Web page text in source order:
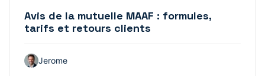
Avis de la mutuelle MAAF : formules,
tarifs et retours clients
Jerome